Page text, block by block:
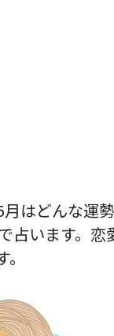
はどんな運
占います。